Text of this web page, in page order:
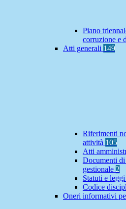
Piano
corruzione e
Atti generali 149
Riferimenti
attività 105
Atti
Documenti di
gestionale 2
Statuti e
Codice
Oneri informativi